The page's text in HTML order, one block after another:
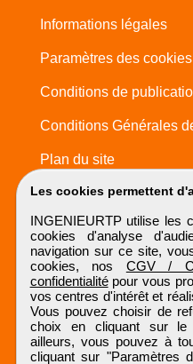
Les cookies permettent
INGENIEURTP utilise les
cookies d'analyse
navigation sur ce site,
cookies, nos CGV /
confidentialitépour vous
vos centres d'intérêt et
Vous pouvez choisir de
choix en cliquant sur le
ailleurs, vous pouvez à
cliquant sur "Paramètres
Informations légales
Paramètres des cookies
Conditions de
Conditions Générales
Plan du site